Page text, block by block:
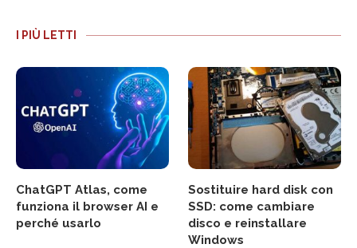
I PIÙ LETTI
ChatGPT Atlas, come
funziona il browser AI e
perché usarlo
Sostituire hard disk con
SSD: come cambiare
disco e reinstallare
Windows